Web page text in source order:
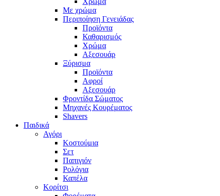
Με χρώμα
Περιποίηση Γενειάδας
Προϊόντα
Καθαρισμός
Χρώμα
Αξεσουάρ
Ξύρισμα
Προϊόντα
Αφροί
Αξεσουάρ
Φροντίδα Σώματος
Μηχανές Κουρέματος
Shavers
Παιδικά
Αγόρι
Κοστούμια
Σετ
Παπιγιόν
Ρολόγια
Καπέλα
Κορίτσι